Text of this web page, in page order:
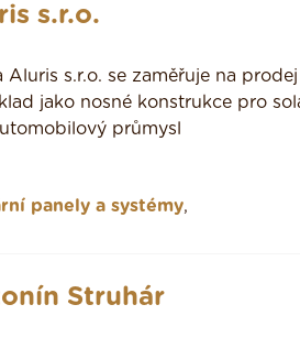
s.r.o.
Aluris s.r.o. se zaměřuje na
jako nosné konstrukce pro
průmysl
panely a systémy,
Struhár